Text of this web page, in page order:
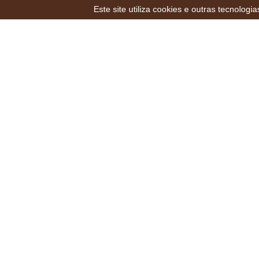
Este site utiliza cookies e outras